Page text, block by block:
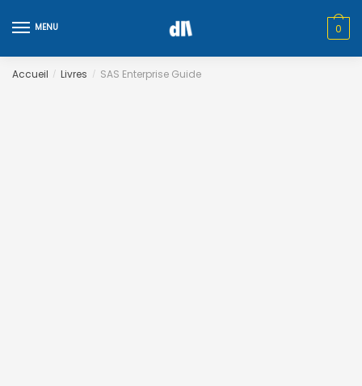
to
to
MENU 0
Accueil / Livres / SAS Enterprise Guide